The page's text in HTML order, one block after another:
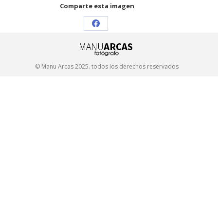
Comparte esta imagen
Share
on
Facebook
© Manu Arcas 2025. todos los derechos reservados